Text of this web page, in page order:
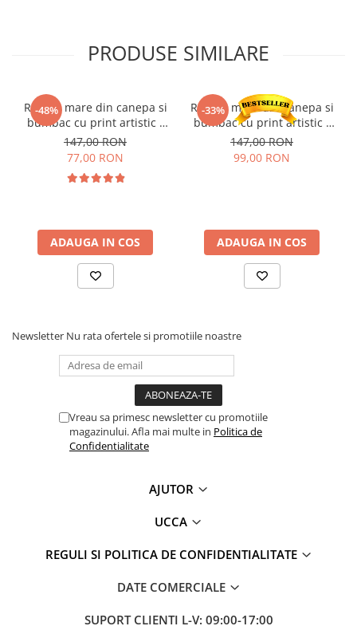
PRODUSE SIMILARE
-48%
Rucsac mare din canepa si
bumbac cu print artistic -
Cat
147,00 RON
77,00 RON
ADAUGA IN COS
-33%
Rucsac mare din canepa si
bumbac cu print artistic -
White Cat
147,00 RON
99,00 RON
ADAUGA IN COS
Newsletter Nu rata ofertele si promotiile noastre
Vreau sa primesc newsletter cu promotiile
magazinului. Afla mai multe in Politica de
Confidentialitate
AJUTOR
UCCA
REGULI SI POLITICA DE CONFIDENTIALITATE
DATE COMERCIALE
SUPORT CLIENTI L-V: 09:00-17:00